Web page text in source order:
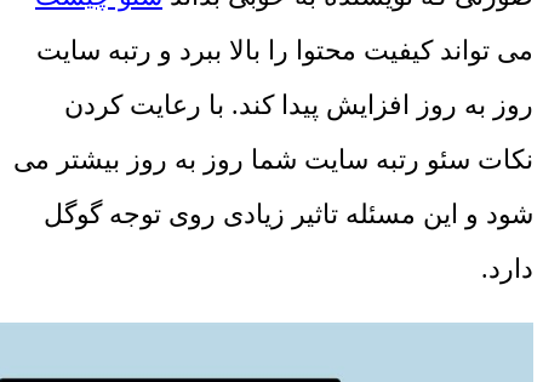
می‌ تواند کیفیت محتوا را بالا ببرد و رتبه سایت
روز به روز افزایش پیدا کند. با رعایت کردن
نکات سئو رتبه سایت شما روز به روز بیشتر می
‌شود و این مسئله تاثیر زیادی روی توجه گوگل
دارد.